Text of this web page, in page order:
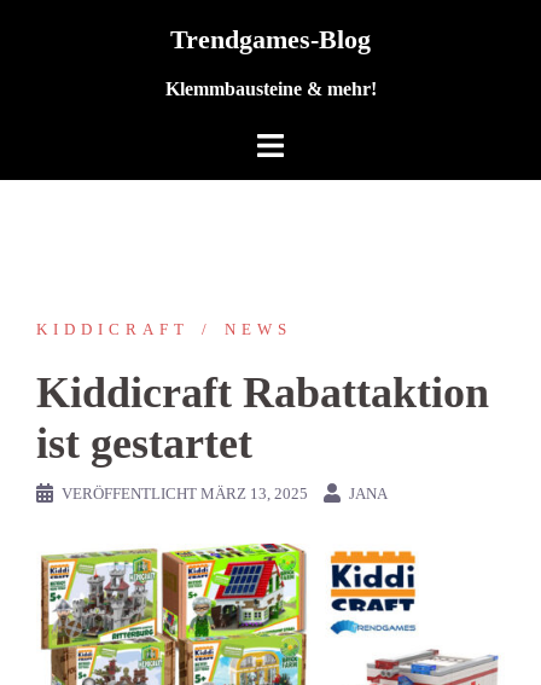
Trendgames-Blog
Klemmbausteine & mehr!
KIDDICRAFT NEWS
Kiddicraft Rabattaktion
ist gestartet
VERÖFFENTLICHT MÄRZ 13, 2025 JANA